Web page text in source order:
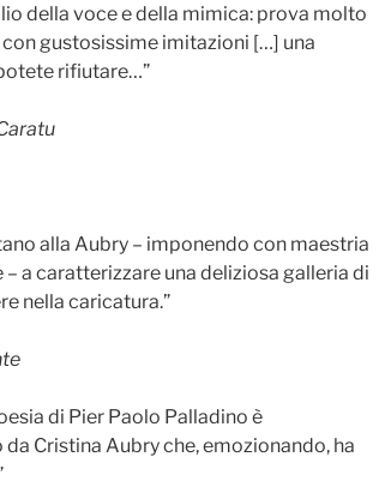
della voce e della mimica: prova molto
gustosissime imitazioni […] una
rifiutare…”
alla Aubry – imponendo con maestria
a caratterizzare una deliziosa galleria di
nella caricatura.”
di Pier Paolo Palladino è
Cristina Aubry che, emozionando, ha